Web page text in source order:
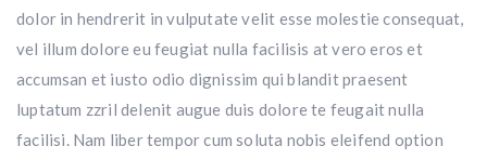
dolor in hendrerit in vulputate velit esse molestie consequat,
vel illum dolore eu feugiat nulla facilisis at vero eros et
accumsan et iusto odio dignissim qui blandit praesent
luptatum zzril delenit augue duis dolore te feugait nulla
facilisi. Nam liber tempor cum soluta nobis eleifend option